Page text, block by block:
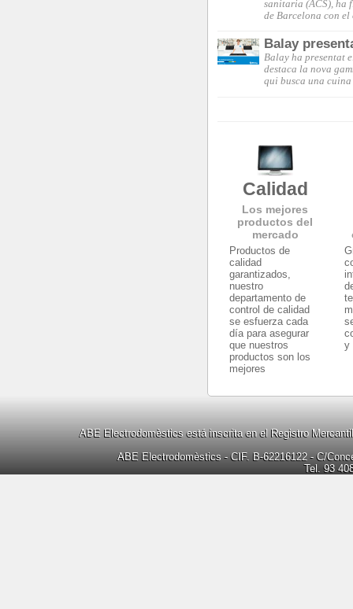
sanitaria (ACS), ha
de Barcelona con
Balay
Balay ha presentat
destaca la nova
qui busca una
Calidad
Los mejores
productos del
mercado
Productos de
calidad
garantizados,
nuestro
departamento de
control de calidad
se esfuerza cada
día para asegurar
que nuestros
productos son los
mejores
y
ABE Electrodomèstics está inscrita en el Registro
ABE Electrodomèstics - CIF. B-62216122 - C/
Tel. 93